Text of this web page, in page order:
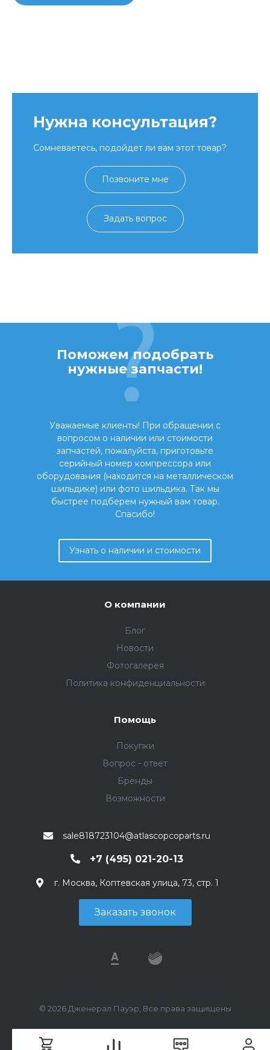
Нужна консультация?
Сомневаетесь, подойдет ли вам этот товар?
Позвоните мне
Задать вопрос
Поможем подобрать
нужные запчасти!
Уважаемые клиенты! При обращении с
вопросом о наличии или стоимости
запчастей, пожалуйста, приготовьте
серийный номер компрессора или
оборудования (находится на металлическом
шильдике) или фото шильдика. Так мы
быстрее подберем нужный вам товар.
Спасибо!
Узнать о наличии и стоимости
О компании
Блог
Новости
Фотогалерея
Политика конфиденциальности
Помощь
Покупки
Вопрос - ответ
Бренды
Возможности
sale818723104@atlascopcoparts.ru
+7 (495) 021-20-13
г. Москва, Коптевская улица, 73, стр. 1
Заказать звонок
© 2026 Дженерал Пауэр, Все права защищены